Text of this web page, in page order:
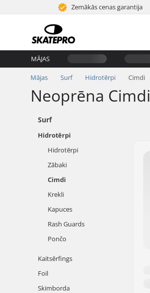
Zemākās cenas garantija
MĀJAS
Mājas Surf Hidrotērpi Cimdi
Neoprēna Cimdi
Surf
Hidrotērpi
Hidrotērpi
Zābaki
Cimdi
Krekli
Kapuces
Rash Guards
Pončo
Kaitsērfings
Foil
Skimborda